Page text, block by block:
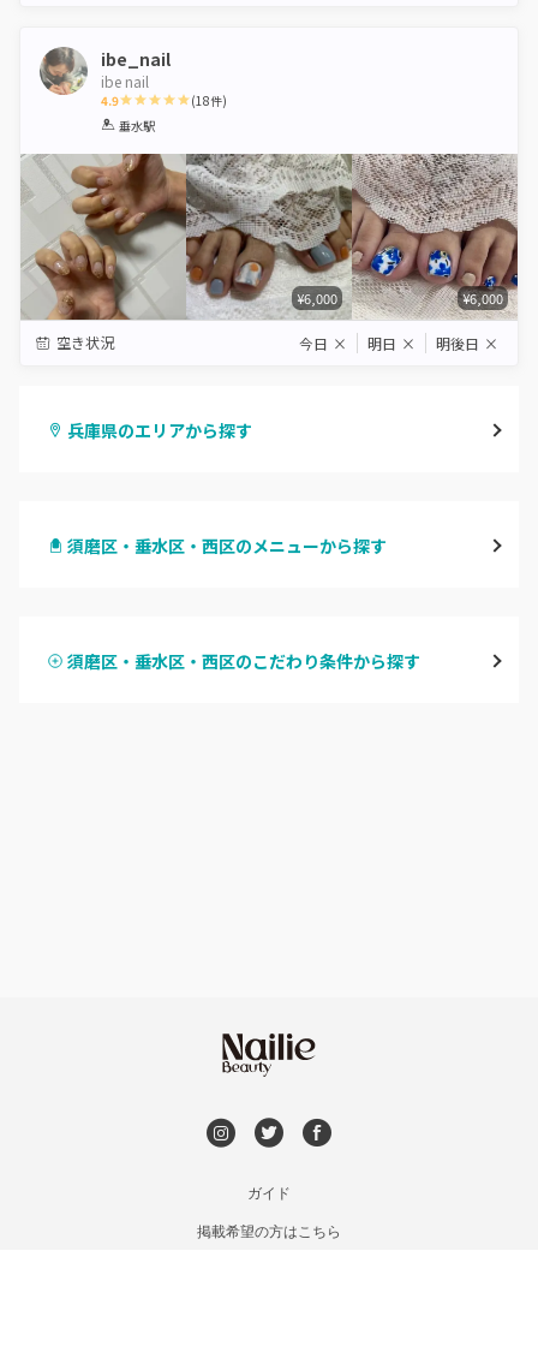
ibe_nail
ibe nail
4.9
1 2 3
(18件)
垂水駅
¥6,000 ¥6,000
空き状況 今日 × 明日 × 明後日 ×
兵庫県のエリアから探す
尼崎・塚口・武庫之荘
須磨区・垂水区・西区のメニューから探す
ハンドスカルプ
須磨区・垂水区・西区のこだわり条件から探す
ガイド
掲載希望の方はこちら